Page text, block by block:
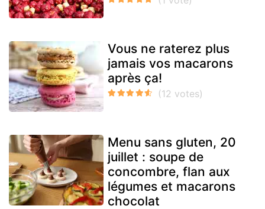
Vous ne raterez plus
jamais vos macarons
après ça!
Menu sans gluten, 20
juillet : soupe de
concombre, flan aux
légumes et macarons
chocolat